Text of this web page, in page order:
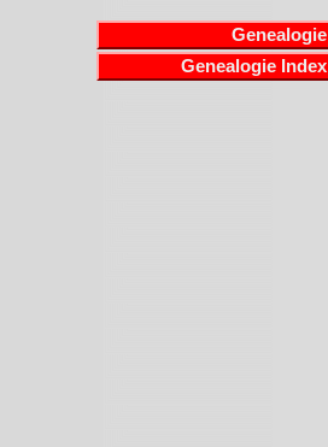
Genealogie
Genealogie Index